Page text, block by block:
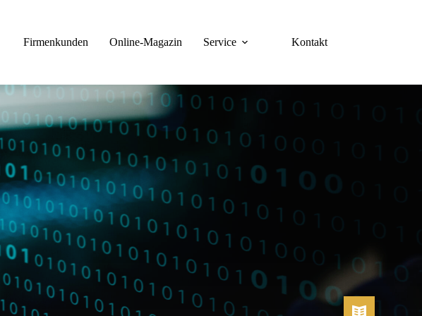
Firmenkunden Online-Magazin Service Kontakt